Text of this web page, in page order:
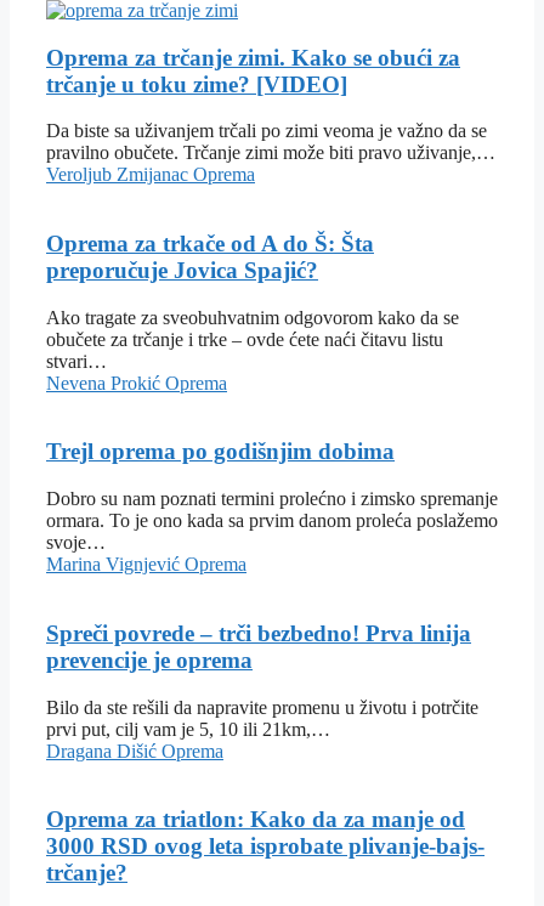
Oprema za trčanje zimi. Kako se obući za
trčanje u toku zime? [VIDEO]
Da biste sa uživanjem trčali po zimi veoma je važno da se
pravilno obučete. Trčanje zimi može biti pravo uživanje,…
Veroljub Zmijanac Oprema
Oprema za trkače od A do Š: Šta
preporučuje Jovica Spajić?
Ako tragate za sveobuhvatnim odgovorom kako da se
obučete za trčanje i trke – ovde ćete naći čitavu listu
stvari…
Nevena Prokić Oprema
Trejl oprema po godišnjim dobima
Dobro su nam poznati termini prolećno i zimsko spremanje
ormara. To je ono kada sa prvim danom proleća poslažemo
svoje…
Marina Vignjević Oprema
Spreči povrede – trči bezbedno! Prva linija
prevencije je oprema
Bilo da ste rešili da napravite promenu u životu i potrčite
prvi put, cilj vam je 5, 10 ili 21km,…
Dragana Dišić Oprema
Oprema za triatlon: Kako da za manje od
3000 RSD ovog leta isprobate plivanje-bajs-
trčanje?